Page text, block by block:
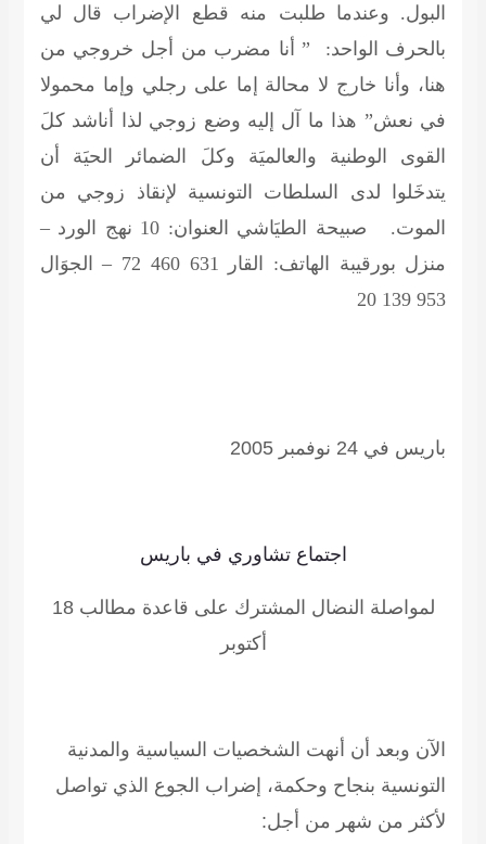
البول. وعندما طلبت منه قطع الإضراب قال لي
بالحرف الواحد: ” أنا مضرب من أجل خروجي من
هنا، وأنا خارج لا محالة إما على رجلي وإما محمولا
في نعش” هذا ما آل إليه وضع زوجي لذا أناشد كلَ
القوى الوطنية والعالميَة وكلَ الضمائر الحيَة أن
يتدخَلوا لدى السلطات التونسية لإنقاذ زوجي من
الموت. صبيحة الطيَاشي
العنوان: 10 نهج الورد –
منزل بورقيبة الهاتف: القار 631 460 72 – الجوَال
953 139 20
باريس في 24 نوفمبر 2005
اجتماع تشاوري في باريس
لمواصلة النضال المشترك على قاعدة مطالب 18
أكتوبر
الآن وبعد أن أنهت الشخصيات السياسية والمدنية
التونسية بنجاح وحكمة، إضراب الجوع الذي تواصل
لأكثر من شهر من أجل: